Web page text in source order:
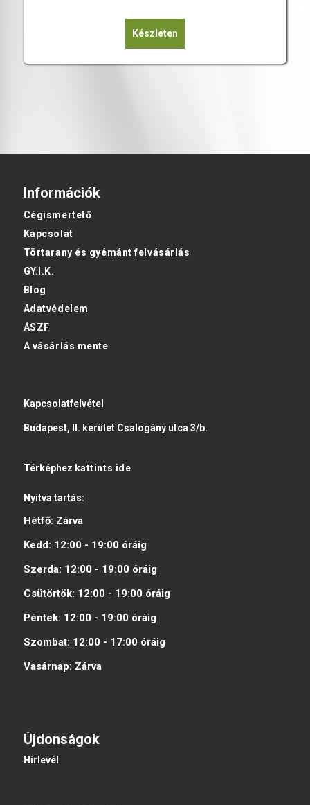
930
351Készleten
Információk
Cégismertető
Kapcsolat
Törtarany és gyémánt felvásárlás
GY.I.K.
Blog
Adatvédelem
ÁSZF
A vásárlás mente
Kapcsolatfelvétel
Budapest, II. kerület Csalogány utca 3/b.
Térképhez kattints ide
Nyitva tartás:
Hétfő: Zárva
Kedd: 12:00 - 19:00 óráig
Szerda: 12:00 - 19:00 óráig
Csütörtök: 12:00 - 19:00 óráig
Péntek: 12:00 - 19:00 óráig
Szombat: 12:00 - 17:00 óráig
Vasárnap: Zárva
Újdonságok
Hírlevél